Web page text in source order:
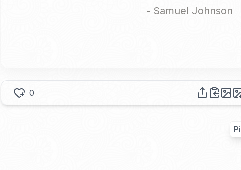
- Samuel Johnson
0